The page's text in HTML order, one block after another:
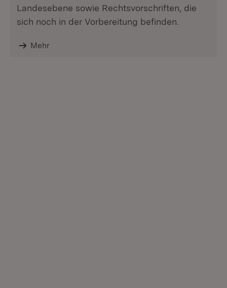
Landesebene sowie Rechtsvorschriften, die
sich noch in der Vorbereitung befinden.
Mehr